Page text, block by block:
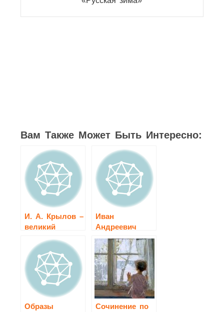
Вам Также Может Быть Интересно:
И. А. Крылов –
великий
русский
баснописец
Иван
Андреевич
Крылов (1769-
1844)
Образы
Сочинение по